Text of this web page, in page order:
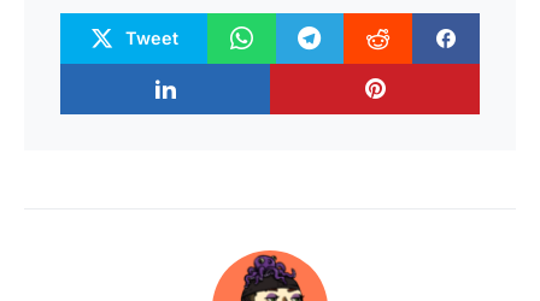
Tweet